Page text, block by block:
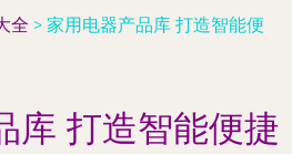
全 > 家用电器产品库 打造智能便
库 打造智能便捷